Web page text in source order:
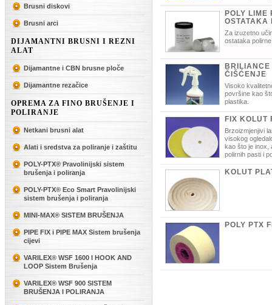
Brusni diskovi
Brusni arci
DIJAMANTNI BRUSNI I REZNI
ALAT
Dijamantne i CBN brusne ploče
Dijamantne rezačice
OPREMA ZA FINO BRUŠENJE I
POLIRANJE
Netkani brusni alat
Alati i sredstva za poliranje i zaštitu
POLY-PTX® Pravolinijski sistem
brušenja i poliranja
POLY-PTX® Eco Smart Pravolinijski
sistem brušenja i poliranja
MINI-MAX® SISTEM BRUŠENJA
PIPE FIX i PIPE MAX Sistem brušenja
cijevi
VARILEX® WSF 1600 I HOOK AND
LOOP Sistem Brušenja
VARILEX® WSF 900 SISTEM
BRUŠENJA I POLIRANJA
POLY
OSTATAKA
Za izuzetno
ostataka
ČIŠĆENJE
Visoko
površine kao
plastika.
FIX KOLUT
Brzoizmjenjivi
visokog
kao što je inox,
polirnih pasti i
KOLUT
POLY PTX